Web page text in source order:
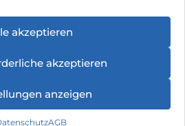
akzeptieren
akzeptieren
anzeigen
AGB
erreichen
Sie ohne Umwege erreichen.
(A, B, C) sind Ihre wichtigsten
entfernt.
Nachbarn – Sie müssen nicht
Griff genügt, und Sie sind